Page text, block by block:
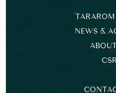
TARAROM
NEWS &
CSR